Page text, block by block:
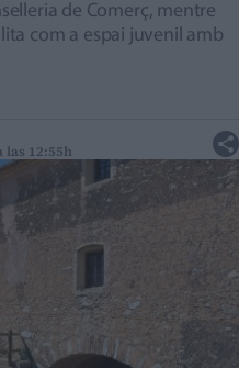
de Comerç, mentre
com a espai juvenil amb
las 12:55h